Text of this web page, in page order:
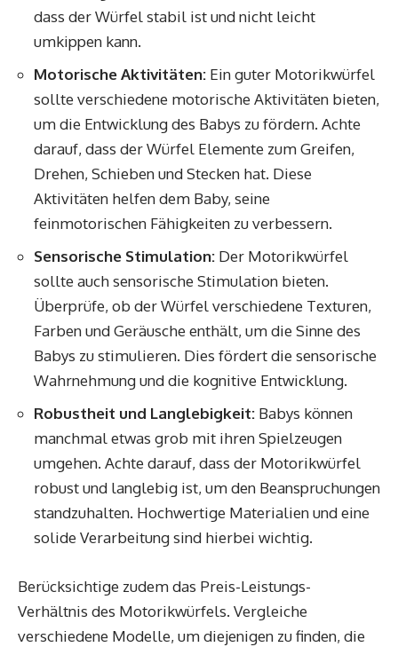
dass der Würfel stabil ist und nicht leicht
umkippen kann.
Motorische Aktivitäten: Ein guter Motorikwürfel
sollte verschiedene motorische Aktivitäten bieten,
um die Entwicklung des Babys zu fördern. Achte
darauf, dass der Würfel Elemente zum Greifen,
Drehen, Schieben und Stecken hat. Diese
Aktivitäten helfen dem Baby, seine
feinmotorischen Fähigkeiten zu verbessern.
Sensorische Stimulation: Der Motorikwürfel
sollte auch sensorische Stimulation bieten.
Überprüfe, ob der Würfel verschiedene Texturen,
Farben und Geräusche enthält, um die Sinne des
Babys zu stimulieren. Dies fördert die sensorische
Wahrnehmung und die kognitive Entwicklung.
Robustheit und Langlebigkeit: Babys können
manchmal etwas grob mit ihren Spielzeugen
umgehen. Achte darauf, dass der Motorikwürfel
robust und langlebig ist, um den Beanspruchungen
standzuhalten. Hochwertige Materialien und eine
solide Verarbeitung sind hierbei wichtig.
Berücksichtige zudem das Preis-Leistungs-
Verhältnis des Motorikwürfels. Vergleiche
verschiedene Modelle, um diejenigen zu finden, die